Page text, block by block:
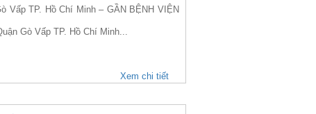
Vấp TP. Hồ Chí Minh – GẦN BỆNH VIỆN
Gò Vấp TP. Hồ Chí Minh...
Xem chi tiết